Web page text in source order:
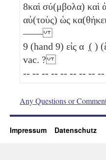
8καὶ σύ(μβολα) καὶ
αὐ(τοὺς) ὡς
——
9 (hand 9) εἰς α ̣( )
vac. ?
-- -- -- -- -- -- -- -- --
Any Questions or
Impressum Datenschutz